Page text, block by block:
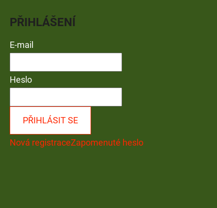
PŘIHLÁŠENÍ
E-mail
Heslo
PŘIHLÁSIT SE
Nová registraceZapomenuté heslo